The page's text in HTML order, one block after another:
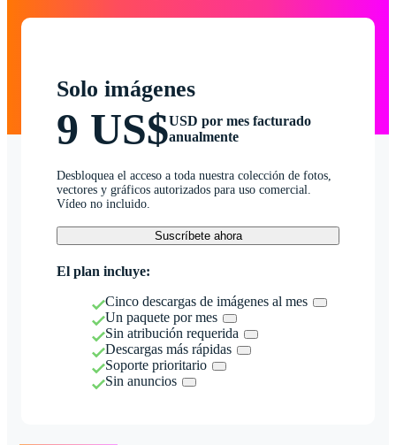
Solo imágenes
9 US$USD por mes facturado
anualmente
Desbloquea el acceso a toda nuestra colección de fotos,
vectores y gráficos autorizados para uso comercial.
Vídeo no incluido.
Suscríbete ahora
El plan incluye:
Cinco descargas de imágenes al mes
Un paquete por mes
Sin atribución requerida
Descargas más rápidas
Soporte prioritario
Sin anuncios